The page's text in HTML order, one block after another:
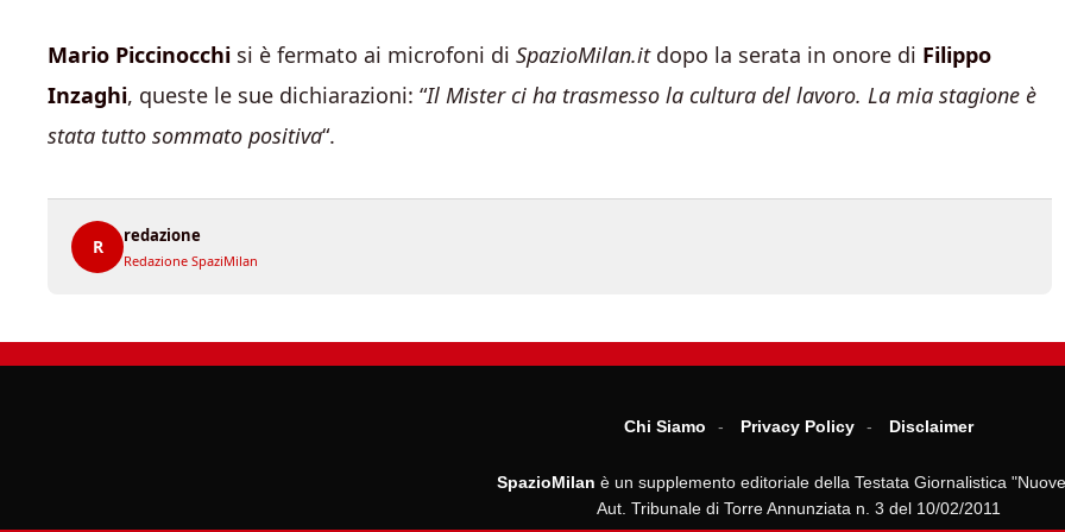
Mario Piccinocchi si è fermato ai microfoni di SpazioMilan.itdopo la serata in onore di Filippo
Inzaghi, queste le sue dichiarazioni: “Il Mister ci ha trasmesso la cultura del lavoro. La mia stagione è
stata tutto sommato positiva“.
R
redazione
Redazione SpaziMilan
Chi Siamo Privacy Policy Disclaimer
SpazioMilan è un supplemento editoriale della Testata Giornalistica
Aut. Tribunale di Torre Annunziata n. 3 del 10/02/2011